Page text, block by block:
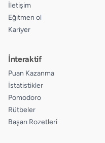
İletişim
Eğitmen ol
Kariyer
İnteraktif
Puan Kazanma
İstatistikler
Pomodoro
Rütbeler
Başarı Rozetleri